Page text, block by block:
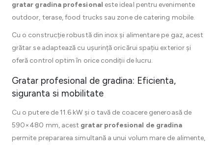
gratar gradina profesional este ideal pentru evenimente
outdoor, terase, food trucks sau zone de catering mobile.
Cu o construcție robustă din inox și alimentare pe gaz, acest
grătar se adaptează cu ușurință oricărui spațiu exterior și
oferă control optim în orice condiții de lucru.
Gratar profesional de gradina: Eficienta,
siguranta si mobilitate
Cu o putere de 11.6 kW și o tavă de coacere generoasă de
590×480 mm, acest gratar profesional de gradina
permite prepararea simultană a unui volum mare de alimente,